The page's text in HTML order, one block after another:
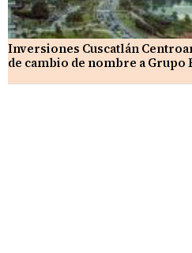
Inversiones Cuscatlán
de cambio de nombre a Grupo